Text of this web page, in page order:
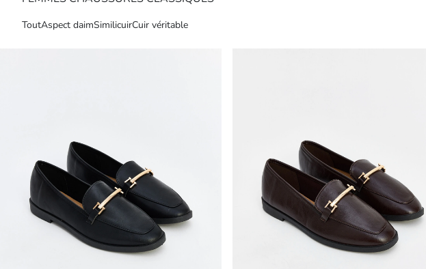
ToutAspect daimSimilicuirCuir véritable